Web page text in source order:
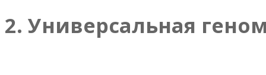
2. Универсальная